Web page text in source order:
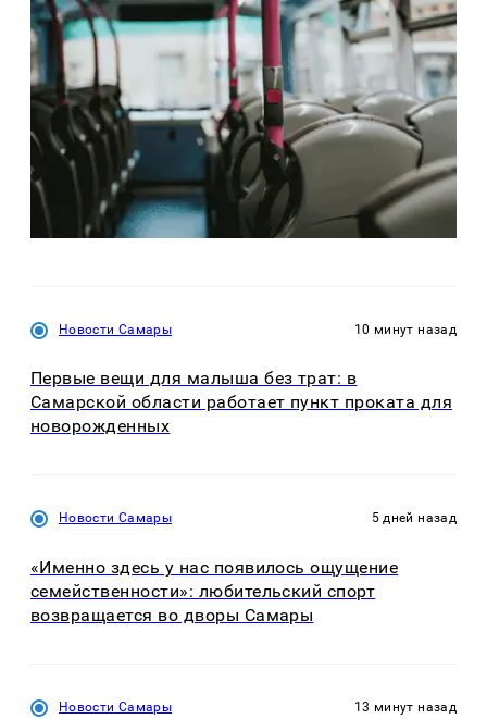
Новости Самары 10 минут назад
Первые вещи для малыша без трат: в
Самарской области работает пункт проката для
новорожденных
Новости Самары 5 дней назад
«Именно здесь у нас появилось ощущение
семейственности»: любительский спорт
возвращается во дворы Самары
Новости Самары 13 минут назад